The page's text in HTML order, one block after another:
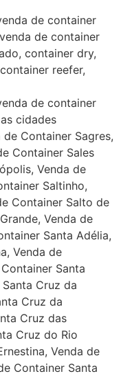
Container Sagres,
Container Sales
Venda de
Saltinho,
Container Salto de
Venda de
Santa Adélia,
Venda de
Santa
Cruz da
Cruz da
Cruz das
Cruz do Rio
Venda de
Container Santa